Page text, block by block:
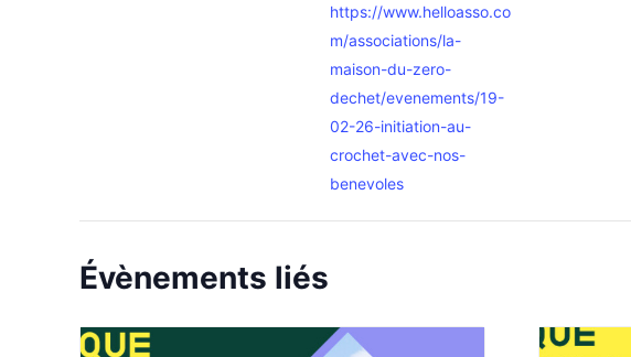
https://www.helloasso.co
m/associations/la-
maison-du-zero-
dechet/evenements/19-
02-26-initiation-au-
crochet-avec-nos-
benevoles
Évènements liés